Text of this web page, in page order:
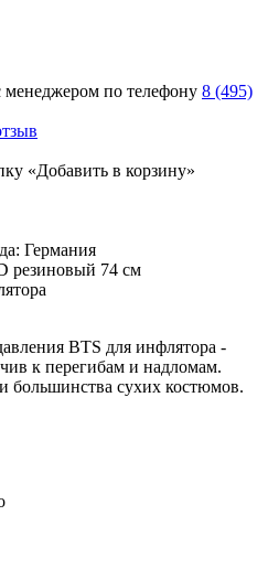
менеджером по телефону 8 (495)
«Добавить в корзину»
Германия
резиновый 74 см
BTS для инфлятора -
к перегибам и надломам.
большинства сухих костюмов.